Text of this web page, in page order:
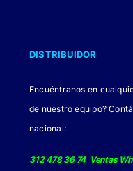
DISTRIBUIDOR
Encuéntranos en
de nuestro equipo?
nacional:
312 478 36 74 Ventas